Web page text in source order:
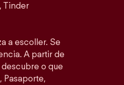
Tinder
a escoller. Se
A partir de
descubre o que
Pasaporte,